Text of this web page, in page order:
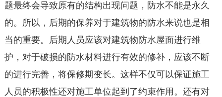
题最终会导致原有的结构出现问题，防水不能是永久
的。所以，后期的保养对于建筑物的防水来说也是相
当的重要。后期人员应该对建筑物防水屋面进行维
护，对于破损的防水材料进行有效的修补，应该不断
的进行完善，将保修期变长。这样不仅可以保证施工
人员的积极性还对施工单位起到了约束作用。还有对